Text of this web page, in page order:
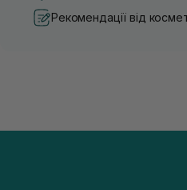
Рекомендації від